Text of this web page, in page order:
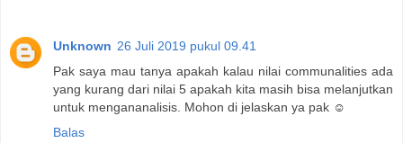
Unknown 26 Juli 2019 pukul 09.41
Pak saya mau tanya apakah kalau nilai communalities ada
yang kurang dari nilai 5 apakah kita masih bisa melanjutkan
untuk mengananalisis. Mohon di jelaskan ya pak ☺️
Balas